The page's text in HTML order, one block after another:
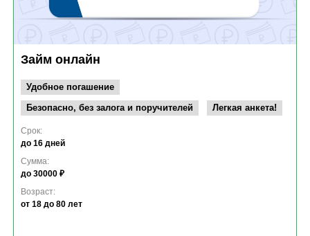
Займ онлайн
Удобное погашение
Безопасно, без залога и поручителей
Легкая анкета!
Срок:
до 16 дней
Сумма:
до 30000 ₽
Возраст:
от 18 до 80 лет